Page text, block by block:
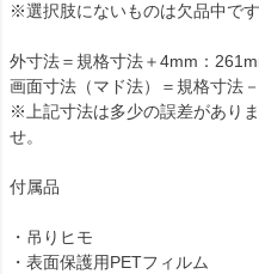
※選択肢にないものは欠品中です
外寸法＝規格寸法＋4mm：
画面寸法（マド法）＝規格寸法
※上記寸法は多少の誤差があり
せ。
付属品
・吊りヒモ
・表面保護用PETフィルム